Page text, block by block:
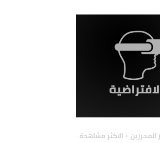
المحررين الاكثر مشاهدة